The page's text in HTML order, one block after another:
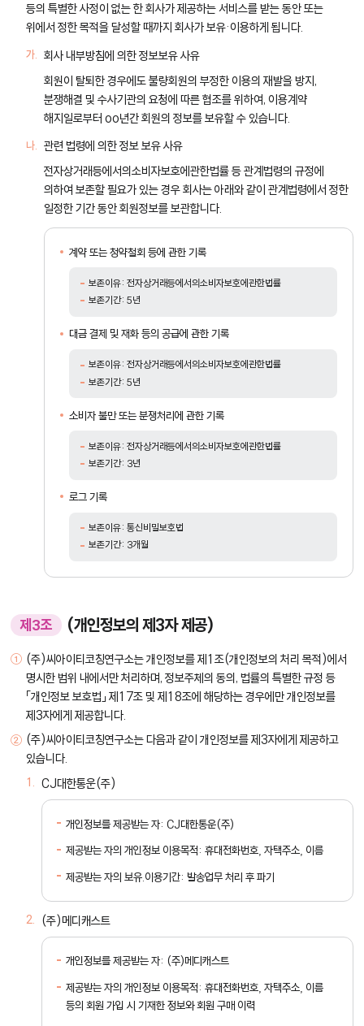
등의 특별한 사정이 없는 한 회사가 제공하는 서비스를 받는 동안 또는
위에서 정한 목적을 달성할 때까지 회사가 보유·이용하게 됩니다.
회사 내부방침에 의한 정보보유 사유
회원이 탈퇴한 경우에도 불량회원의 부정한 이용의 재발을 방지,
분쟁해결 및 수사기관의 요청에 따른 협조를 위하여, 이용계약
해지일로부터 oo년간 회원의 정보를 보유할 수 있습니다.
관련 법령에 의한 정보 보유 사유
전자상거래등에서의소비자보호에관한법률 등 관계법령의 규정에
의하여 보존할 필요가 있는 경우 회사는 아래와 같이 관계법령에서 정한
일정한 기간 동안 회원정보를 보관합니다.
계약 또는 청약철회 등에 관한 기록
보존이유: 전자상거래등에서의소비자보호에관한법률
보존기간: 5년
대금 결제 및 재화 등의 공급에 관한 기록
보존이유: 전자상거래등에서의소비자보호에관한법률
보존기간: 5년
소비자 불만 또는 분쟁처리에 관한 기록
보존이유: 전자상거래등에서의소비자보호에관한법률
보존기간: 3년
로그 기록
보존이유: 통신비밀보호법
보존기간: 3개월
제3조 (개인정보의 제3자 제공)
(주)씨아이티코칭연구소는 개인정보를 제1조(개인정보의 처리 목적)에서
명시한 범위 내에서만 처리하며, 정보주체의 동의, 법률의 특별한 규정 등
「개인정보 보호법」 제17조 및 제18조에 해당하는 경우에만 개인정보를
제3자에게 제공합니다.
(주)씨아이티코칭연구소는 다음과 같이 개인정보를 제3자에게 제공하고
있습니다.
CJ대한통운(주)
개인정보를 제공받는 자: CJ대한통운(주)
제공받는 자의 개인정보 이용목적: 휴대전화번호, 자택주소, 이름
제공받는 자의 보유.이용기간: 발송업무 처리 후 파기
(주)메디캐스트
개인정보를 제공받는 자: (주)메디캐스트
제공받는 자의 개인정보 이용목적: 휴대전화번호, 자택주소, 이름
등의 회원 가입 시 기재한 정보와 회원 구매 이력